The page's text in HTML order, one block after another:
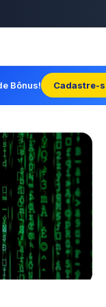
Bônus! Cadastre-